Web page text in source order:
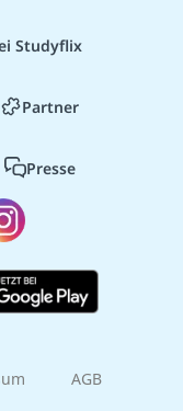
Studyflix
Partner
Presse
AGB